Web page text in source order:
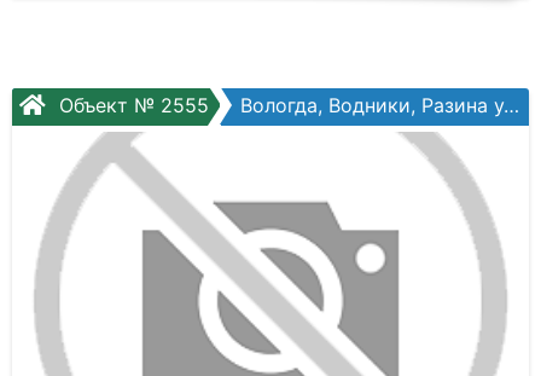
Объект № 2555 Вологда, Водники, Разина ул, №41